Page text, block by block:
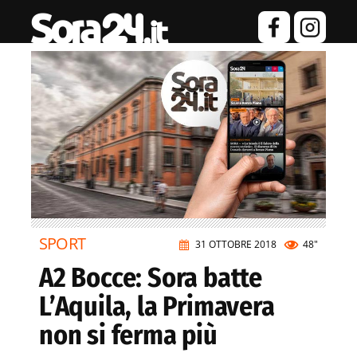
31 OTTOBRE 2018 48"
SPORT
A2 Bocce: Sora batte
L’Aquila, la Primavera
non si ferma più